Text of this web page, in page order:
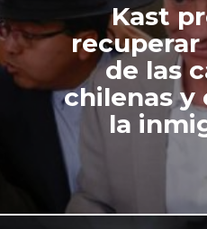
Kast
de las
chilenas y
la